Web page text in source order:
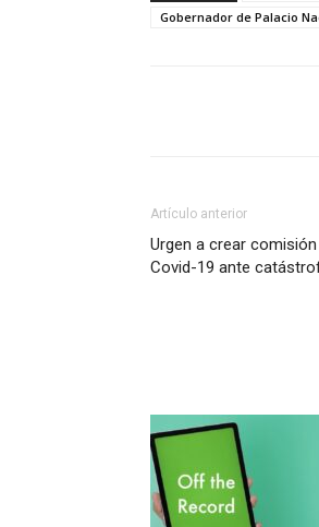
Gobernador de Palacio
Artículo anterior
Urgen a crear
Covid-19 ante